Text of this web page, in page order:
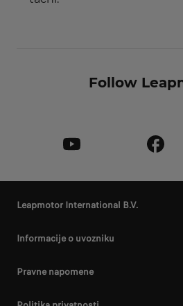
Follow
Leapmotor International B.V.
Informacije o uvozniku
Pravne napomene